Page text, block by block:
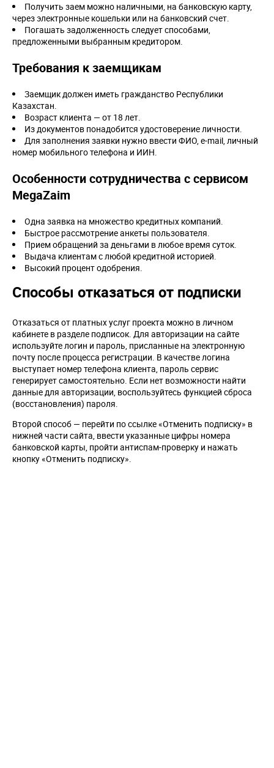
Получить заем можно наличными, на банковскую карту,
через электронные кошельки или на банковский счет.
Погашать задолженность следует способами,
предложенными выбранным кредитором.
Требования к заемщикам
Заемщик должен иметь гражданство Республики
Казахстан.
Возраст клиента — от 18 лет.
Из документов понадобится удостоверение личности.
Для заполнения заявки нужно ввести ФИО, e-mail, личный
номер мобильного телефона и ИИН.
Особенности сотрудничества с сервисом
MegaZaim
Одна заявка на множество кредитных компаний.
Быстрое рассмотрение анкеты пользователя.
Прием обращений за деньгами в любое время суток.
Выдача клиентам с любой кредитной историей.
Высокий процент одобрения.
Способы отказаться от подписки
Отказаться от платных услуг проекта можно в личном
кабинете в разделе подписок. Для авторизации на сайте
используйте логин и пароль, присланные на электронную
почту после процесса регистрации. В качестве логина
выступает номер телефона клиента, пароль сервис
генерирует самостоятельно. Если нет возможности найти
данные для авторизации, воспользуйтесь функцией сброса
(восстановления) пароля.
Второй способ — перейти по ссылке «Отменить подписку» в
нижней части сайта, ввести указанные цифры номера
банковской карты, пройти антиспам-проверку и нажать
кнопку «Отменить подписку».